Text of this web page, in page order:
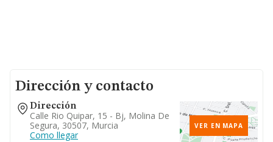
Dirección y contacto
Dirección
Calle Rio Quipar, 15 - Bj, Molina De
Segura, 30507, Murcia
Como llegar
VER EN MAPA